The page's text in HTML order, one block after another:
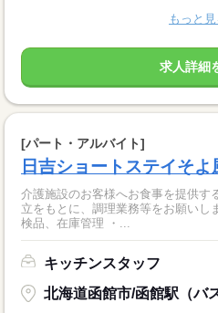
もっと見
求人詳細
[パート・アルバイト]
日吉ショートステイそ
介護施設のお客様へお食事を提供す
立をもとに、調理業務等をお願いし
検品、在庫管理 ・...
キッチンスタッフ
北海道函館市/函館駅（バ